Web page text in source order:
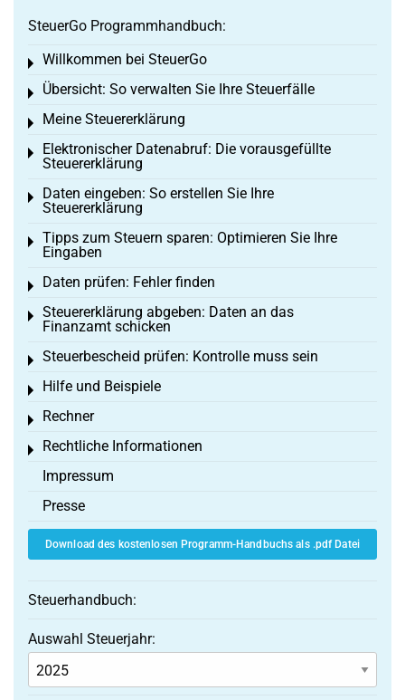
SteuerGo Programmhandbuch:
Willkommen bei SteuerGo
Toggle menu
Übersicht: So verwalten Sie Ihre Steuerfälle
Toggle menu
Meine Steuererklärung
Toggle menu
Elektronischer Datenabruf: Die vorausgefüllte
Steuererklärung
Toggle menu
Daten eingeben: So erstellen Sie Ihre
Steuererklärung
Toggle menu
Tipps zum Steuern sparen: Optimieren Sie Ihre
Eingaben
Toggle menu
Daten prüfen: Fehler finden
Toggle menu
Steuererklärung abgeben: Daten an das
Finanzamt schicken
Toggle menu
Steuerbescheid prüfen: Kontrolle muss sein
Toggle menu
Hilfe und Beispiele
Toggle menu
Rechner
Toggle menu
Rechtliche Informationen
Toggle menu
Impressum
Presse
Download des kostenlosen Programm-Handbuchs als .pdf Datei
Steuerhandbuch:
Auswahl Steuerjahr: